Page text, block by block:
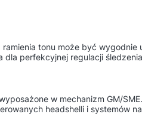
tonu może być wygodnie
dla perfekcyjnej regulacji
w mechanizm GM/
headshelli i systemów